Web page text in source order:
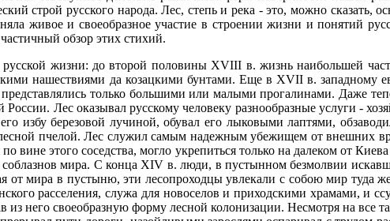
строй русского народа. Лес, степь и река - это, можно сказать,
живое и своеобразное участие в строении жизни и понятий
обзор этих стихий.
жизни: до второй половины XVIII в. жизнь наибольшей
нашествиями да козацкими бунтами. Еще в XVII в. западному
только большими или малыми прогалинами. Даже
Лес оказывал русскому человеку разнообразные услуги -
избу березовой лучиной, обувал его лыковыми лаптями,
пчелой. Лес служил самым надежным убежищем от внешних
этого соседства, могло укрепиться только на далеком от
мира. С конца XIV в. люди, в пустынном безмолвии
от мира в пустыню, эти лесопроходцы увлекали с собою мир туда
расселения, служа для новоселов и приходскими храмами, и
него своеобразную форму лесной колонизации. Несмотря на все